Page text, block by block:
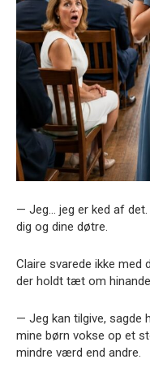
— Jeg… jeg er ked af
dig og dine døtre.
Claire svarede ikke med
der holdt tæt om
— Jeg kan tilgive, sagde
mine børn vokse op et
mindre værd end andre.